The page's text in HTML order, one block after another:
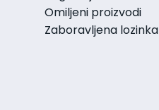
Omiljeni proizvodi
Zaboravljena lozinka